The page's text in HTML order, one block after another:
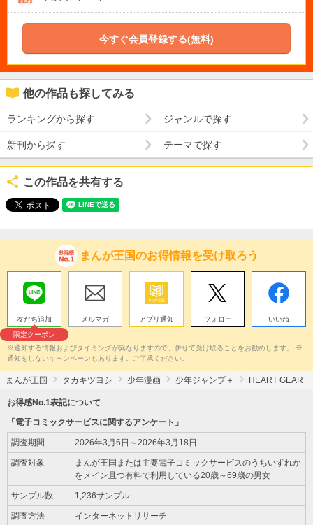
今すぐ会員登録する(無料)
他の作品も探してみる
ランキングから探す ジャンルで探す
新刊から探す テーマで探す
この作品を共有する
まんが王国のお得情報を受け取ろう
友だち追加
限定クーポン
メルマガ アプリ通知 フォロー いいね
※通知する情報およびタイミングが異なりますので、併せて受け取ることをお勧めします。 ※
通知をしないキャンペーンもあります。ご了承ください。
まんが王国 タカキツヨシ 少年漫画 少年ジャンプ＋ HEART GEAR
お得感No.1表記について
「電子コミックサービスに関するアンケート」
調査期間 2026年3月6日～2026年3月18日
調査対象
まんが王国または主要電子コミックサービスのうちいずれか
をメイン且つ有料で利用している20歳～69歳の男女
サンプル数 1,236サンプル
調査方法 インターネットリサーチ